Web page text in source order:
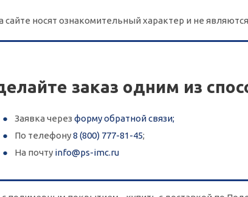
сайте носят ознакомительный характер и не
заказ одним из
Заявка через форму обратной связи;
По телефону8 (800) 777-81-45;
На почту info@ps-imc.ru